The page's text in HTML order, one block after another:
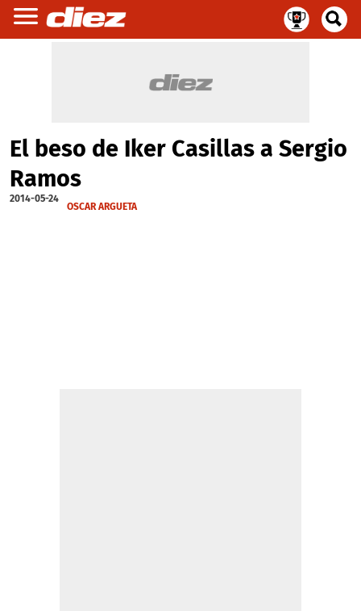
El beso de Iker Casillas a Sergio
Ramos
2014-05-24
OSCAR ARGUETA